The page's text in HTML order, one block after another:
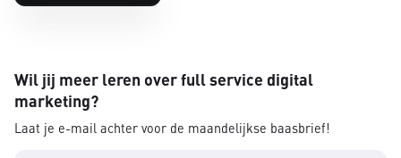
Wil jij meer leren over full service digital
marketing?
Laat je e-mail achter voor de maandelijkse baasbrief!